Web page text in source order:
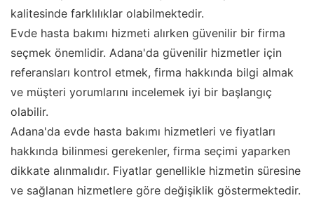
kalitesinde farklılıklar olabilmektedir.
Evde hasta bakımı hizmeti alırken güvenilir bir firma
seçmek önemlidir. Adana'da güvenilir hizmetler için
referansları kontrol etmek, firma hakkında bilgi almak
ve müşteri yorumlarını incelemek iyi bir başlangıç
olabilir.
Adana'da evde hasta bakımı hizmetleri ve fiyatları
hakkında bilinmesi gerekenler, firma seçimi yaparken
dikkate alınmalıdır. Fiyatlar genellikle hizmetin süresine
ve sağlanan hizmetlere göre değişiklik göstermektedir.